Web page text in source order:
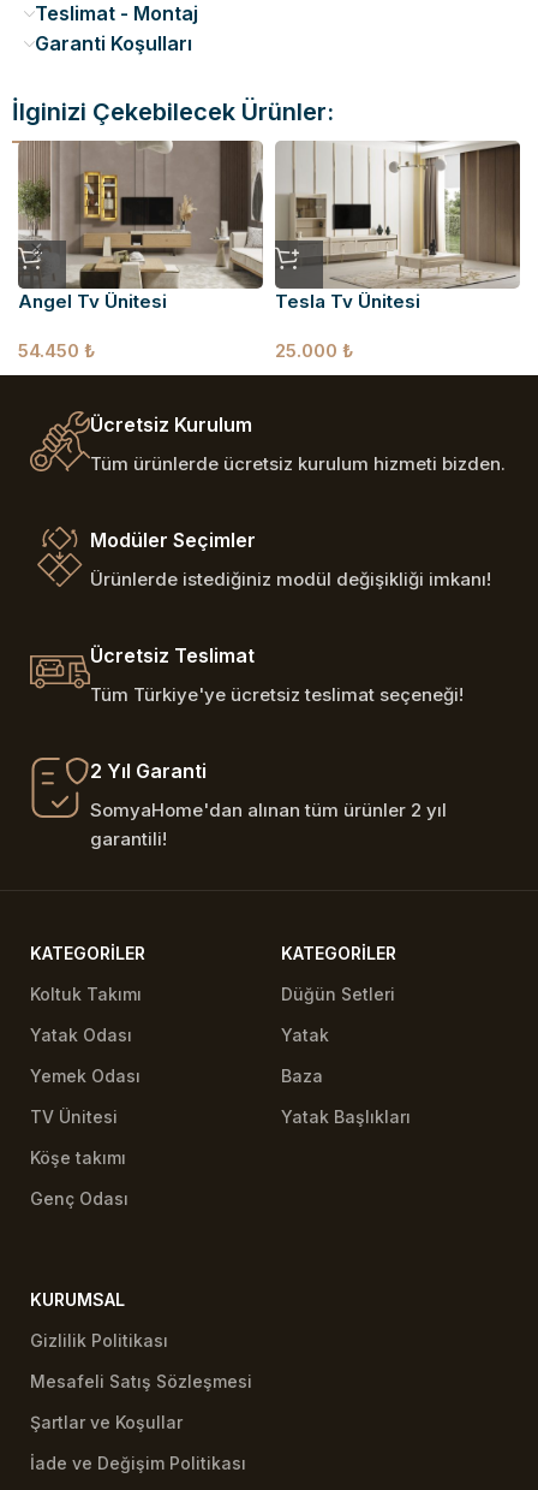
Teslimat - Montaj
Garanti Koşulları
İlginizi Çekebilecek Ürünler:
Angel Tv Ünitesi
54.450 ₺
Tesla Tv Ünitesi
25.000 ₺
Ücretsiz Kurulum
Tüm ürünlerde ücretsiz kurulum hizmeti bizden.
Modüler Seçimler
Ürünlerde istediğiniz modül değişikliği imkanı!
Ücretsiz Teslimat
Tüm Türkiye'ye ücretsiz teslimat seçeneği!
2 Yıl Garanti
SomyaHome'dan alınan tüm ürünler 2 yıl
garantili!
KATEGORILER
Koltuk Takımı
Yatak Odası
Yemek Odası
TV Ünitesi
Köşe takımı
Genç Odası
KATEGORILER
Düğün Setleri
Yatak
Baza
Yatak Başlıkları
KURUMSAL
Gizlilik Politikası
Mesafeli Satış Sözleşmesi
Şartlar ve Koşullar
İade ve Değişim Politikası